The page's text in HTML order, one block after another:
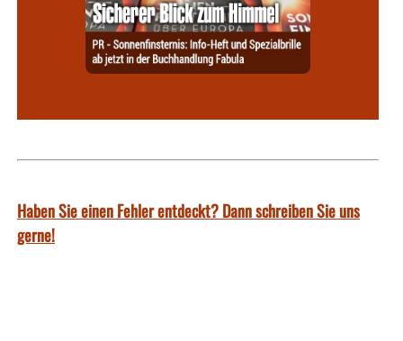
Haben Sie einen Fehler entdeckt? Dann schreiben Sie uns
gerne!